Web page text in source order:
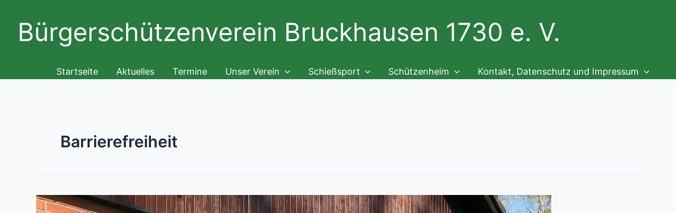
springenBürgerschützenverein Bruckhausen 1730 e. V.
Startseite Aktuelles Termine Unser Verein Schießsport Schützenheim Kontakt, Datenschutz und Impressum
Barrierefreiheit